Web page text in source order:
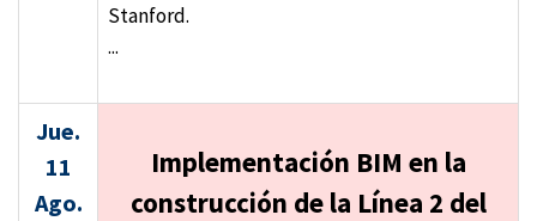
Stanford.
...
Jue.
11
Ago.
Implementación BIM en la
construcción de la Línea 2 del